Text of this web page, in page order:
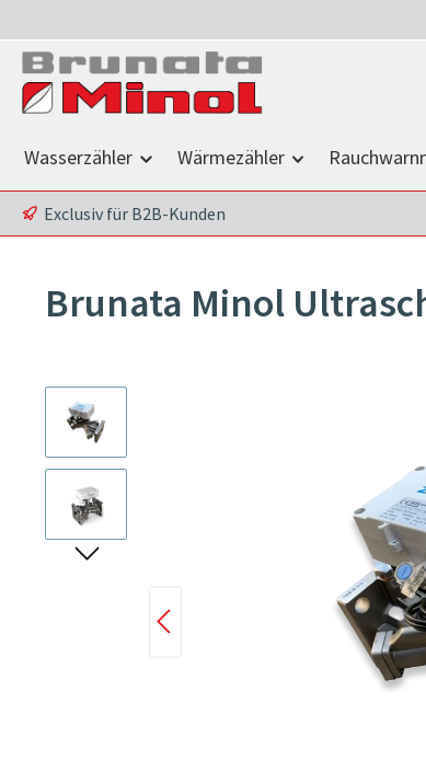
Wasserzähler Wärmezähler
Exclusiv für B2B-Kunden
Brunata Minol
Bildergalerie überspringen